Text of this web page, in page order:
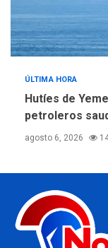
ÚLTIMA HORA
Hutíes de
petroleros
agosto 6, 2026